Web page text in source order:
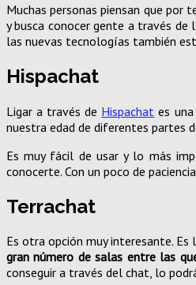
Muchas personas piensan que por
y busca conocer gente a través de
las nuevas tecnologías también
Hispachat
Ligar a través de Hispachat es
nuestra edad de diferentes partes
Es muy fácil de usar y lo más
conocerte. Con un poco de
Terrachat
Es otra opción muy interesante. Es
gran número de salas entre las
conseguir a través del chat, lo